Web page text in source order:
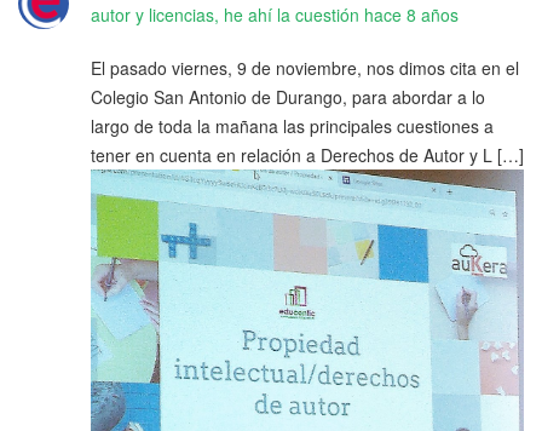
autor y licencias, he ahí la cuestión hace 8 años
El pasado viernes, 9 de noviembre, nos dimos cita en el
Colegio San Antonio de Durango, para abordar a lo
largo de toda la mañana las principales cuestiones a
tener en cuenta en relación a Derechos de Autor y L […]